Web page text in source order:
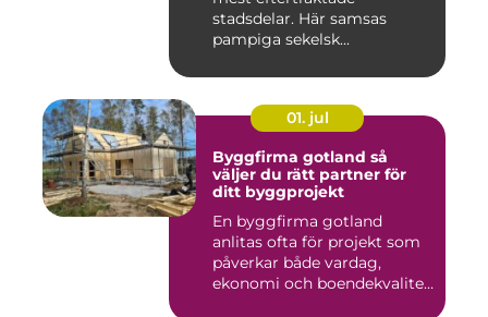
stadsdelar. Här samsas
pampiga sekelsk...
01. jul
Byggfirma gotland så
väljer du rätt partner för
ditt byggprojekt
En byggfirma gotland
anlitas ofta för projekt som
påverkar både vardag,
ekonomi och boendekvalitet